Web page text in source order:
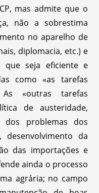
mas admite que o
não a sobrestima
no aparelho de
diplomacia, etc.) e
seja eficiente e
como «as tarefas
«outras tarefas
de austeridade,
dos problemas dos
da
das importações e
ainda o processo
agrária; no campo